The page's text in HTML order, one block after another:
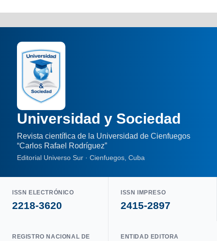
Universidad y Sociedad
Revista científica de la Universidad de Cienfuegos
“Carlos Rafael Rodríguez”
Editorial Universo Sur · Cienfuegos, Cuba
ISSN ELECTRÓNICO
2218-3620
ISSN IMPRESO
2415-2897
REGISTRO NACIONAL DE
ENTIDAD EDITORA